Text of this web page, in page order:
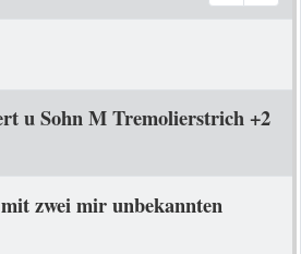
u Sohn M Tremolierstrich +2
zwei mir unbekannten